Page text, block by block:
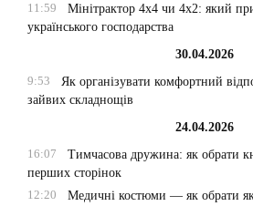
11:59
Мінітрактор 4х4 чи 4х2: який
українського господарства
30.04.2026
9:53
Як організувати комфортний
зайвих складнощів
24.04.2026
16:07
Тимчасова дружина: як обрати
перших сторінок
12:20
Медичні костюми — як обрати